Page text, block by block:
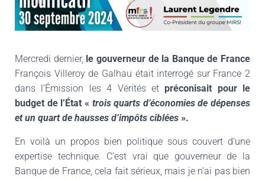
Mercredi dernier, le gouverneur de la Banque de France
François Villeroy de Galhau était interrogé sur France 2
dans l’Émission les 4 Vérités etpréconisait pour le
budget de l’État « trois quarts d’économies de dépenses
et un quart de hausses d’impôts ciblées ».
En voilà un propos bien politique sous couvert d’une
expertise technique. C’est vrai que gouverneur de la
Banque de France, cela fait sérieux, mais je n’ai pas bien